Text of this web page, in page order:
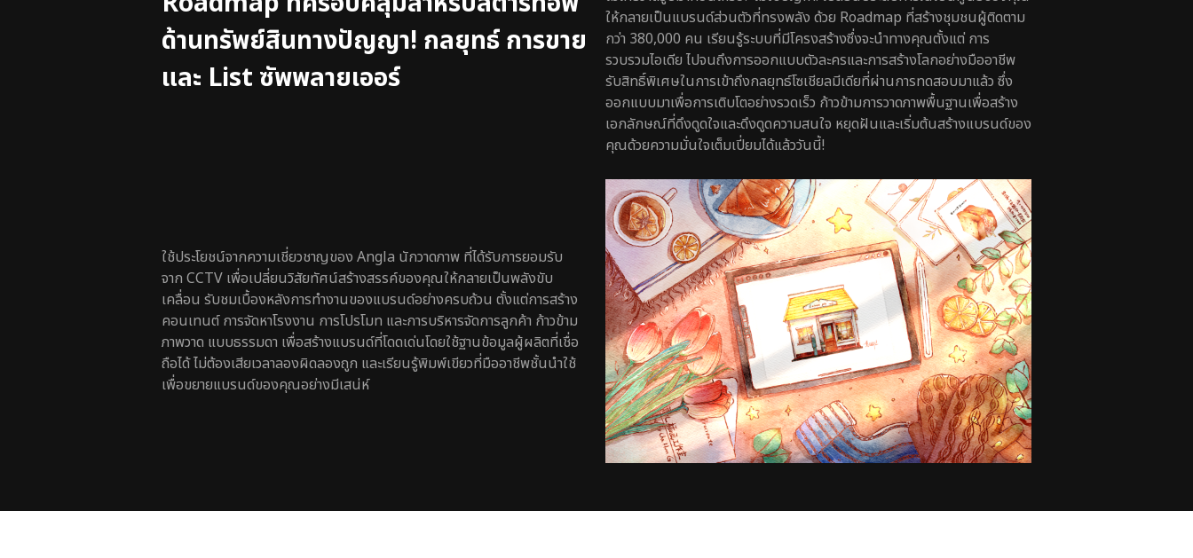
ด้านทรัพย์สินทางปัญญา! กลยุทธ์ การขาย
และ List ซัพพลายเออร์
ให้กลายเป็นแบรนด์ส่วนตัวที่ทรงพลัง ด้วย Roadmap ที่สร้างชุมชนผู้ติดตาม
กว่า 380,000 คน เรียนรู้ระบบที่มีโครงสร้างซึ่งจะนำทางคุณตั้งแต่ การ
รวบรวมไอเดีย ไปจนถึงการออกแบบตัวละครและการสร้างโลกอย่างมืออาชีพ
รับสิทธิ์พิเศษในการเข้าถึงกลยุทธ์โซเชียลมีเดียที่ผ่านการทดสอบมาแล้ว ซึ่ง
ออกแบบมาเพื่อการเติบโตอย่างรวดเร็ว ก้าวข้ามการวาดภาพพื้นฐานเพื่อสร้าง
เอกลักษณ์ที่ดึงดูดใจและดึงดูดความสนใจ หยุดฝันและเริ่มต้นสร้างแบรนด์ของ
คุณด้วยความมั่นใจเต็มเปี่ยมได้แล้ววันนี้!
ใช้ประโยชน์จากความเชี่ยวชาญของ Angla นักวาดภาพ ที่ได้รับการยอมรับ
จาก CCTV เพื่อเปลี่ยนวิสัยทัศน์สร้างสรรค์ของคุณให้กลายเป็นพลังขับ
เคลื่อน รับชมเบื้องหลังการทำงานของแบรนด์อย่างครบถ้วน ตั้งแต่การสร้าง
คอนเทนต์ การจัดหาโรงงาน การโปรโมท และการบริหารจัดการลูกค้า ก้าวข้าม
ภาพวาด แบบธรรมดา เพื่อสร้างแบรนด์ที่โดดเด่นโดยใช้ฐานข้อมูลผู้ผลิตที่เชื่อ
ถือได้ ไม่ต้องเสียเวลาลองผิดลองถูก และเรียนรู้พิมพ์เขียวที่มืออาชีพชั้นนำใช้
เพื่อขยายแบรนด์ของคุณอย่างมีเสน่ห์